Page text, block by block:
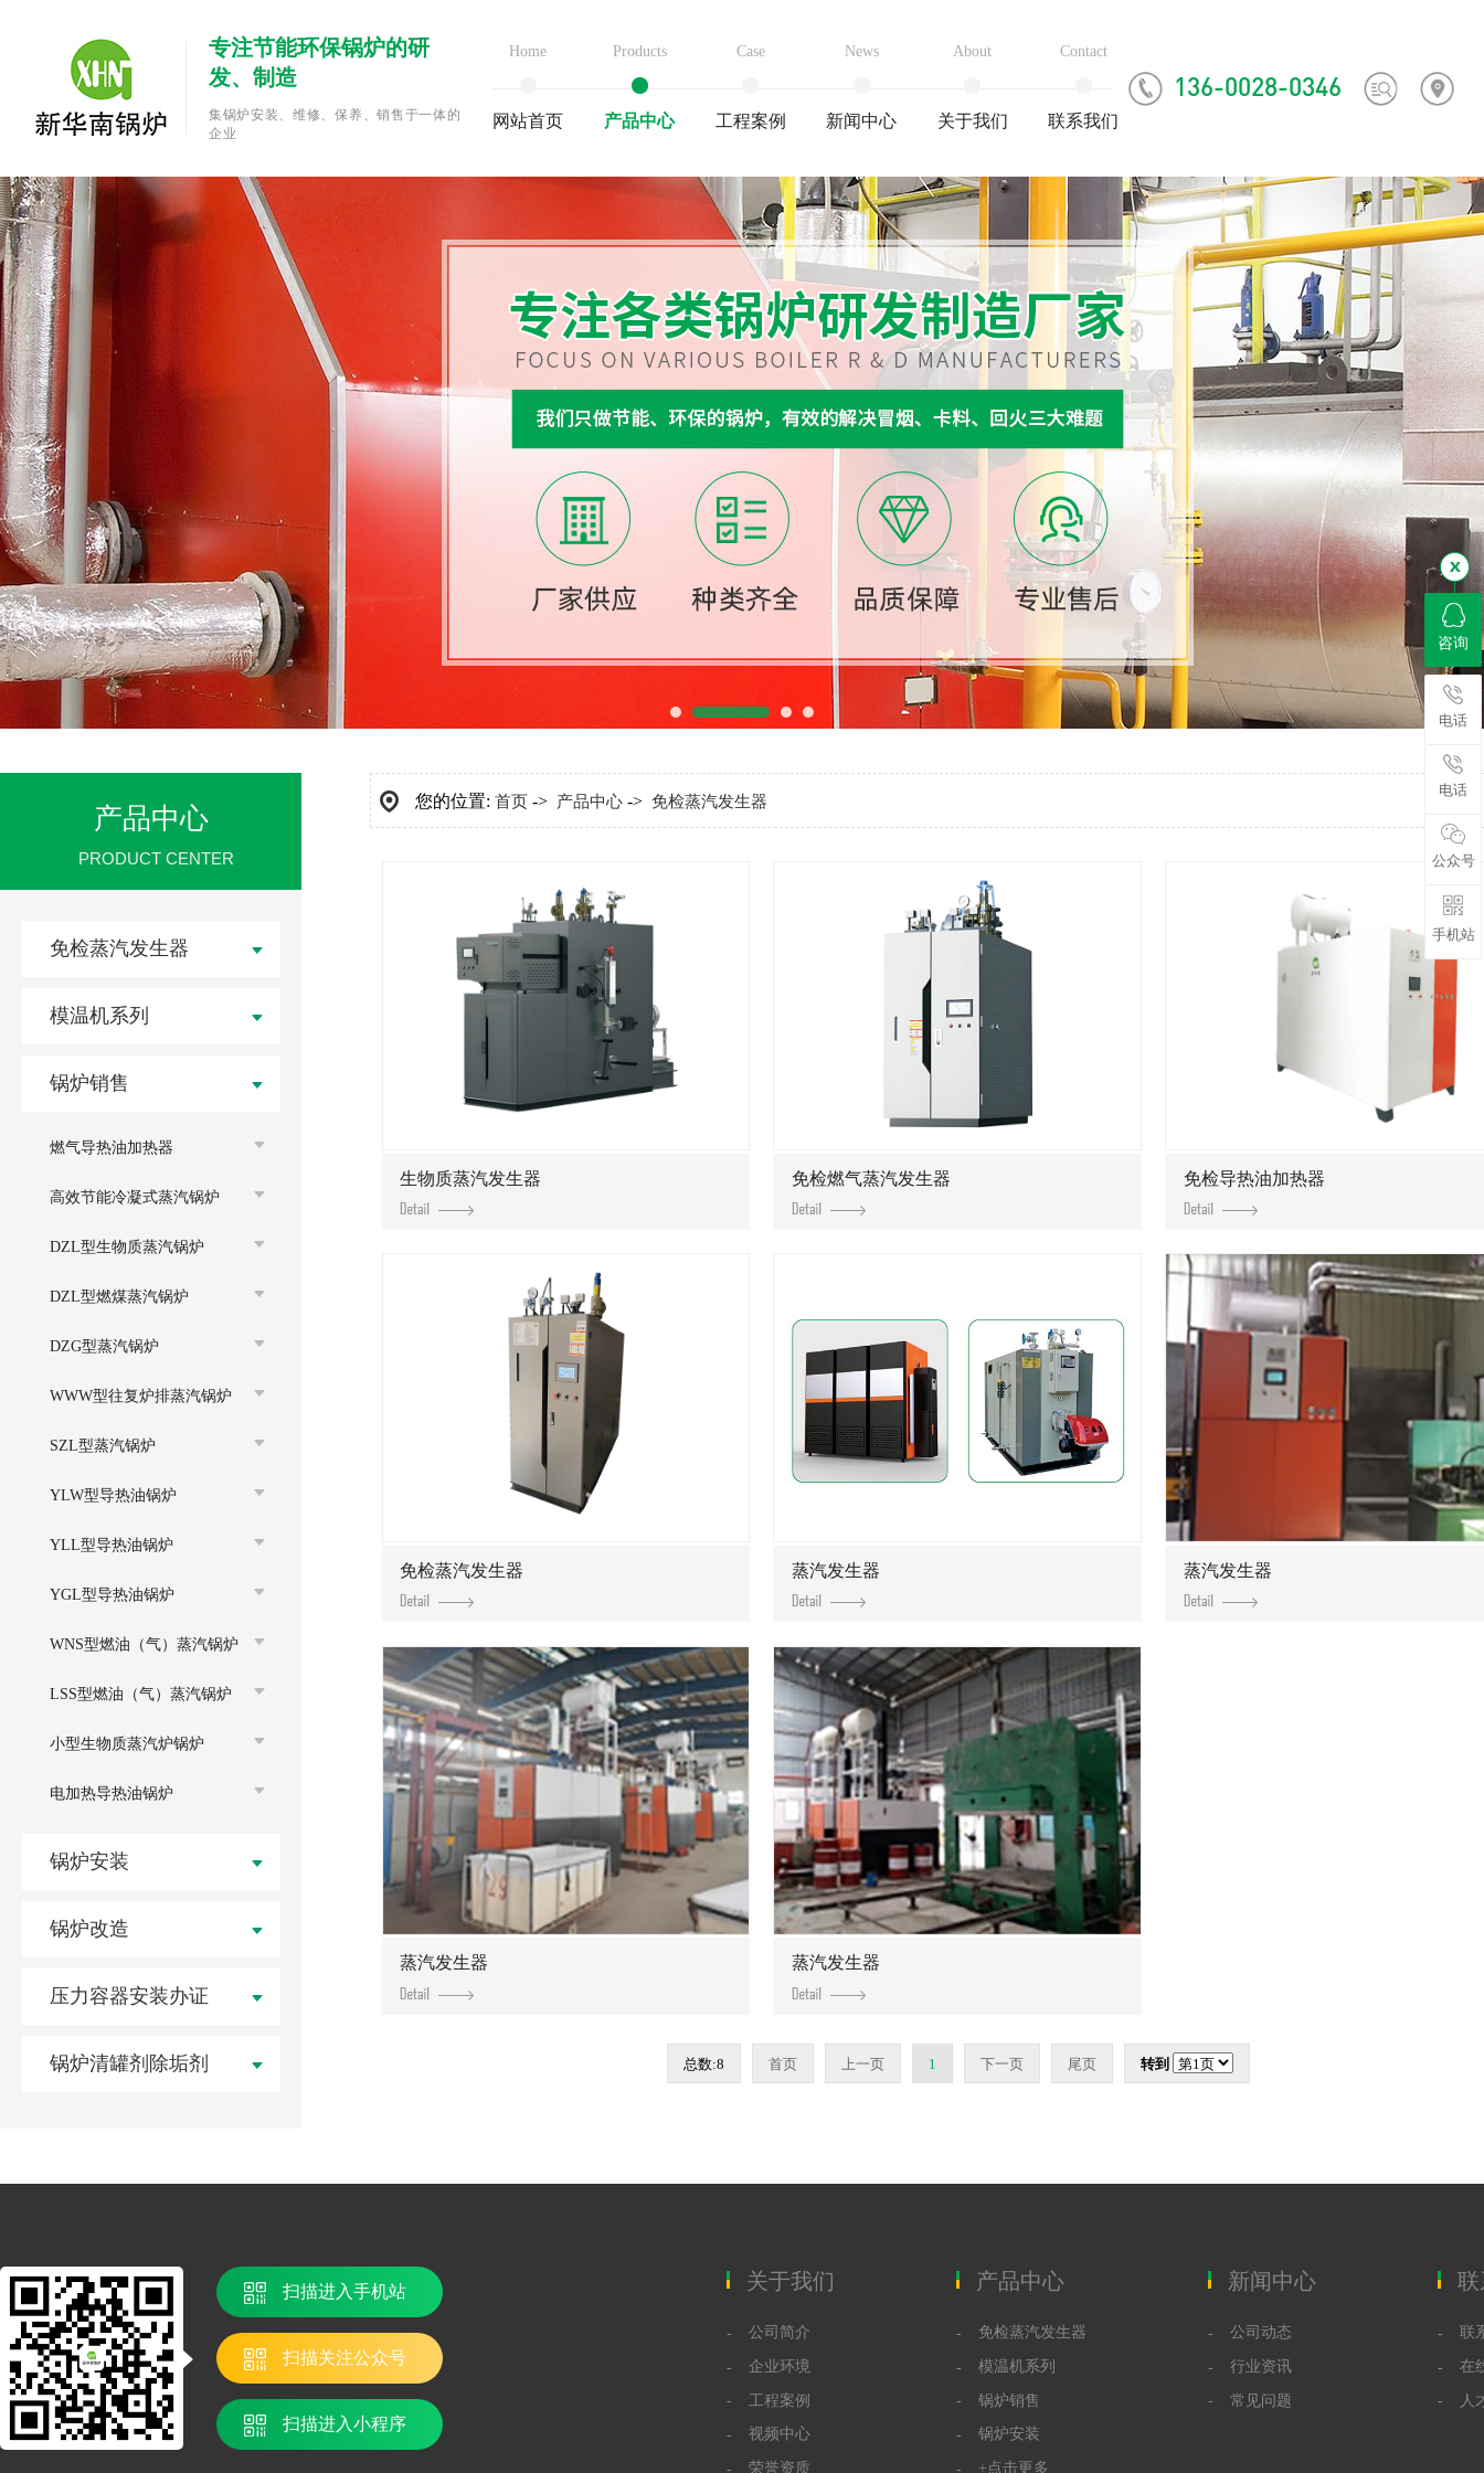
专注节能环保锅炉的研
发、制造
集锅炉安装、维修、保养、销售于一体的
企业
Home
网站首页
Products
产品中心
Case
工程案例
News
新闻中心
About
关于我们
Contact
联系我们
136-0028-0346
产品中心
PRODUCT CENTER
免检蒸汽发生器
模温机系列
锅炉销售
燃气导热油加热器
高效节能冷凝式蒸汽锅炉
DZL型生物质蒸汽锅炉
DZL型燃煤蒸汽锅炉
DZG型蒸汽锅炉
WWW型往复炉排蒸汽锅炉
SZL型蒸汽锅炉
YLW型导热油锅炉
YLL型导热油锅炉
YGL型导热油锅炉
WNS型燃油（气）蒸汽锅炉
LSS型燃油（气）蒸汽锅炉
小型生物质蒸汽炉锅炉
电加热导热油锅炉
锅炉安装
锅炉改造
压力容器安装办证
锅炉清罐剂除垢剂
您的位置: 首页 -> 产品中心 -> 免检蒸汽发生器
生物质蒸汽发生器 免检燃气蒸汽发生器 免检导热油加热器
免检蒸汽发生器 蒸汽发生器 蒸汽发生器
蒸汽发生器 蒸汽发生器
总数:8 首页 上一页 1 下一页 尾页 转到
扫描进入手机站
扫描关注公众号
扫描进入小程序
关于我们
公司简介
企业环境
工程案例
视频中心
荣誉资质
产品中心
免检蒸汽发生器
模温机系列
锅炉销售
锅炉安装
+点击更多
新闻中心
公司动态
行业资讯
常见问题
联
联
在
人
咨询
电话
电话
公众号
手机站